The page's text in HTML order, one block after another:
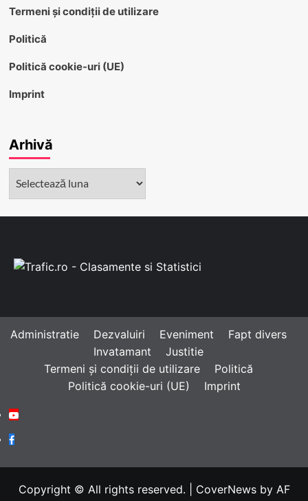
Termeni și condiții de utilizare
Politică
Politică cookie-uri (UE)
Imprint
Arhivă
Administratie Dezvaluiri Eveniment
Fapt divers
Invatamant
Justitie
Termeni și condiții de utilizare
Politică
Politică cookie-uri (UE)
Imprint
Youtube
Facebook
Copyright © All rights reserved. CoverNewsby AF